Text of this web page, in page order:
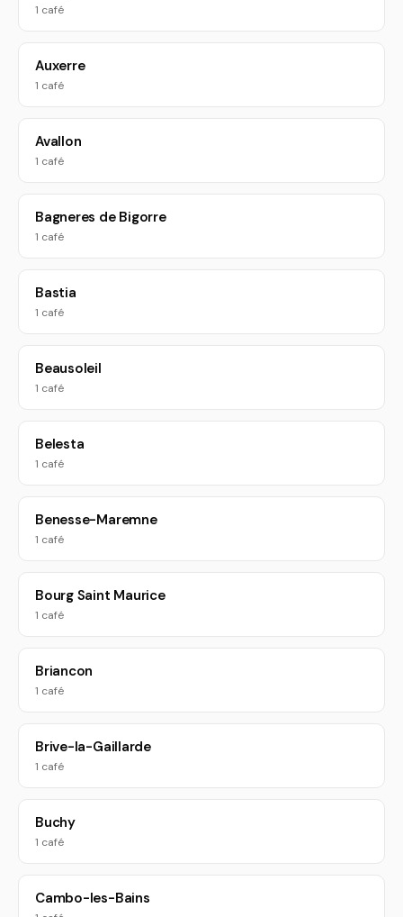
1 café
Auxerre
1 café
Avallon
1 café
Bagneres de Bigorre
1 café
Bastia
1 café
Beausoleil
1 café
Belesta
1 café
Benesse-Maremne
1 café
Bourg Saint Maurice
1 café
Briancon
1 café
Brive-la-Gaillarde
1 café
Buchy
1 café
Cambo-les-Bains